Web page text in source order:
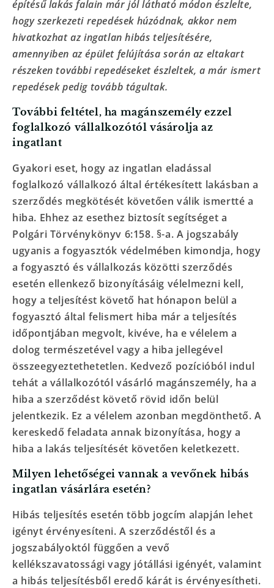
építésű lakás falain már jól látható módon észlelte,
hogy szerkezeti repedések húzódnak, akkor nem
hivatkozhat az ingatlan hibás teljesítésére,
amennyiben az épület felújítása során az eltakart
részeken további repedéseket észleltek, a már ismert
repedések pedig tovább tágultak.
További feltétel, ha magánszemély ezzel
foglalkozó vállalkozótól vásárolja az
ingatlant
Gyakori eset, hogy az ingatlan eladással
foglalkozó vállalkozó által értékesített lakásban a
szerződés megkötését követően válik ismertté a
hiba. Ehhez az esethez biztosít segítséget a
Polgári Törvénykönyv 6:158. §-a. A jogszabály
ugyanis a fogyasztók védelmében kimondja, hogy
a fogyasztó és vállalkozás közötti szerződés
esetén ellenkező bizonyításáig vélelmezni kell,
hogy a teljesítést követő hat hónapon belül a
fogyasztó által felismert hiba már a teljesítés
időpontjában megvolt, kivéve, ha e vélelem a
dolog természetével vagy a hiba jellegével
összeegyeztethetetlen. Kedvező pozícióból indul
tehát a vállalkozótól vásárló magánszemély, ha a
hiba a szerződést követő rövid időn belül
jelentkezik. Ez a vélelem azonban megdönthető. A
kereskedő feladata annak bizonyítása, hogy a
hiba a lakás teljesítését követően keletkezett.
Milyen lehetőségei vannak a vevőnek hibás
ingatlan vásárlára esetén?
Hibás teljesítés esetén több jogcím alapján lehet
igényt érvényesíteni. A szerződéstől és a
jogszabályoktól függően a vevő
kellékszavatossági vagy jótállási igényét, valamint
a hibás teljesítésből eredő kárát is érvényesítheti.